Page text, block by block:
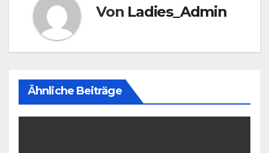
Von Ladies_Admin
Ähnliche Beiträge